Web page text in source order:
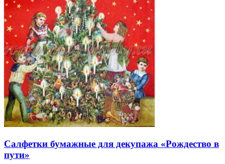
Салфетки бумажные для декупажа «Рождество в
пути»